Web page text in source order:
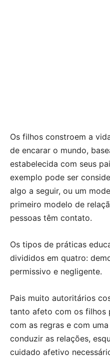
Os filhos constroem a
de encarar o mundo,
estabelecida com seus
exemplo pode ser
algo a seguir, ou um
primeiro modelo de
pessoas têm contato.
Os tipos de práticas
divididos em quatro:
permissivo e negligente.
Pais muito autoritários
tanto afeto com os filhos
com as regras e com
conduzir as relações,
cuidado afetivo